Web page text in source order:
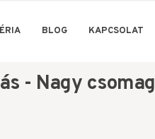
BLOG KAPCSOLAT
- Nagy csomag